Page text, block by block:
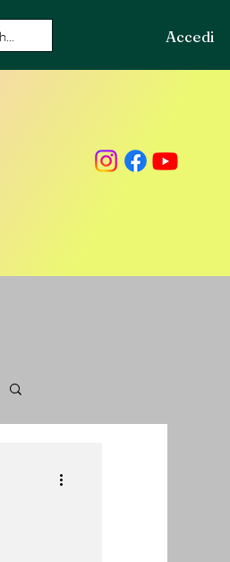
Accedi